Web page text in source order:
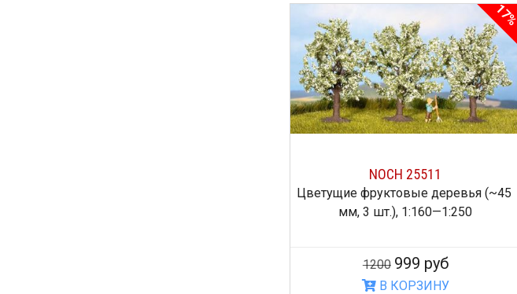
NOCH 25511
Цветущие фруктовые деревья (~45
мм, 3 шт.), 1:160—1:250
17%
1200 999 руб
В КОРЗИНУ